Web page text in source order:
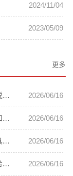
2024/11/04
2023/05/09
更多
为速将黄道放出海林等山一事给哈埠统税局的电文 2026/06/16
为报宣统三年十二月份征存炭税钱文已如数提清事给吉林巡抚陈等的呈 2026/06/16
为宣统三年十二月份征收炭税数目事造具清册 2026/06/16
为报宣统三年十二月份炭税钱文数目事给吉林巡抚陈等的呈 2026/06/16